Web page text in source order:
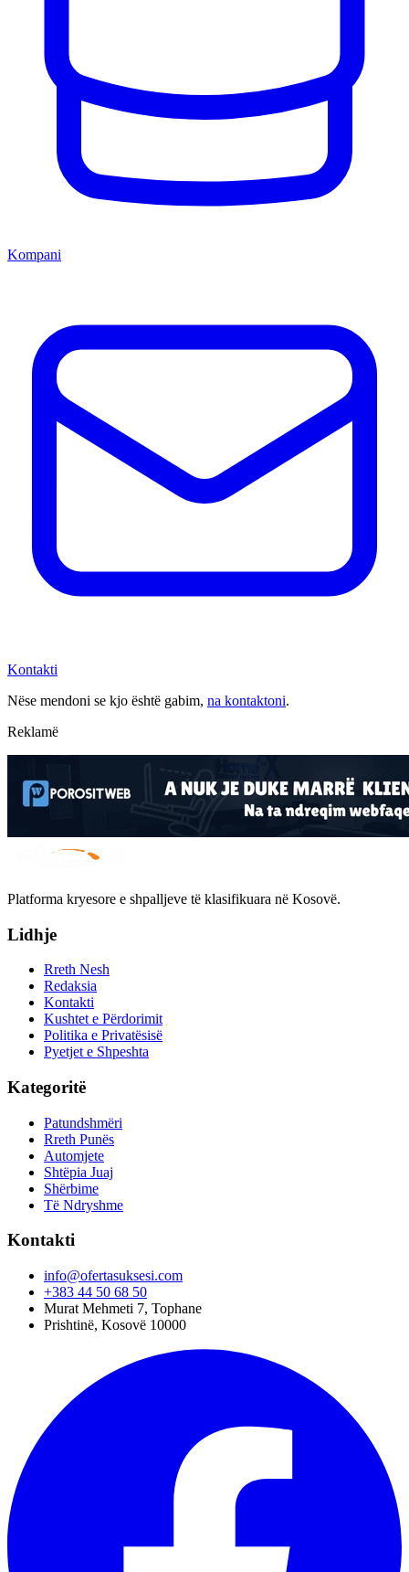
Kompani
Kontakti
Nëse mendoni se kjo është gabim, na kontaktoni.
Reklamë
Platforma kryesore e shpalljeve të klasifikuara në Kosovë.
Lidhje
Rreth Nesh
Redaksia
Kontakti
Kushtet e Përdorimit
Politika e Privatësisë
Pyetjet e Shpeshta
Kategoritë
Patundshmëri
Rreth Punës
Automjete
Shtëpia Juaj
Shërbime
Të Ndryshme
Kontakti
info@ofertasuksesi.com
+383 44 50 68 50
Murat Mehmeti 7, Tophane
Prishtinë, Kosovë 10000